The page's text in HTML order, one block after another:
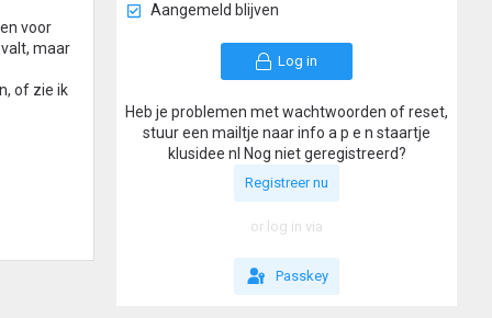
voor
maar
of zie ik
Aangemeld blijven
Log in
Heb je problemen met wachtwoorden of reset,
stuur een mailtje naar info a p e n staartje
klusidee nl Nog niet geregistreerd?
Registreer nu
or log in via
Passkey